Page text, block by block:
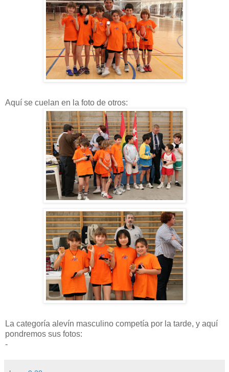
Aquí se cuelan en la foto de otros:
La categoría alevín masculino competía por la tarde, y aquí
pondremos sus fotos:
-